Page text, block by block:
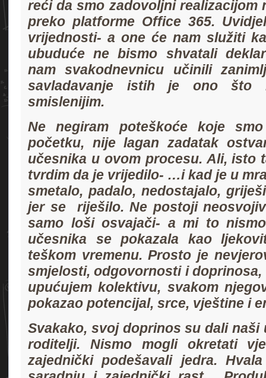
reći da smo zadovoljni realizacijom
preko platforme Office 365.
vrijednosti- a one će nam služiti
ubuduće ne bismo shvatali
nam svakodnevnicu učinili
savladavanje istih je ono
smislenijim.
Ne negiram poteškoće koje
početku, nije lagan zadatak
učesnika u ovom procesu. Ali, isto
tvrdim da je vrijedilo- …i kad je u
smetalo, padalo, nedostajalo,
jer se riješilo. Ne postoji
samo loši osvajači- a mi to
učesnika se pokazala kao
teškom vremenu. Prosto je
smjelosti, odgovornosti i
upućujem kolektivu, svakom
pokazao potencijal, srce, vještine i
Svakako, svoj doprinos su dali naši
roditelji. Nismo mogli okretati
zajednički podešavali jedra.